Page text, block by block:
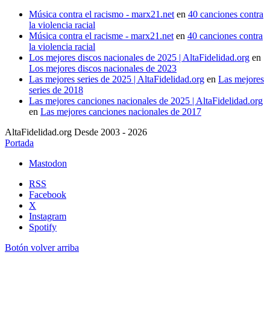
Música contra el racismo - marx21.net en 40 canciones contra
la violencia racial
Música contra el racisme - marx21.net en 40 canciones contra
la violencia racial
Los mejores discos nacionales de 2025 | AltaFidelidad.org en
Los mejores discos nacionales de 2023
Las mejores series de 2025 | AltaFidelidad.org en Las mejores
series de 2018
Las mejores canciones nacionales de 2025 | AltaFidelidad.org
en Las mejores canciones nacionales de 2017
AltaFidelidad.org Desde 2003 - 2026
Portada
Mastodon
RSS
Facebook
X
Instagram
Spotify
Botón volver arriba